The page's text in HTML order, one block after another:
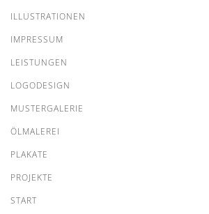
ILLUSTRATIONEN
IMPRESSUM
LEISTUNGEN
LOGODESIGN
MUSTERGALERIE
ÖLMALEREI
PLAKATE
PROJEKTE
START